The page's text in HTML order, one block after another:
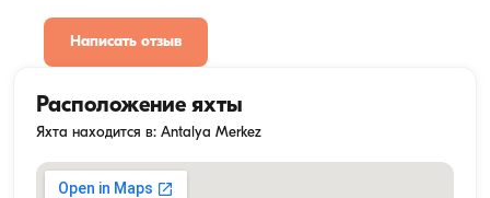
Написать отзыв
Расположение яхты
Яхта находится в: Antalya Merkez